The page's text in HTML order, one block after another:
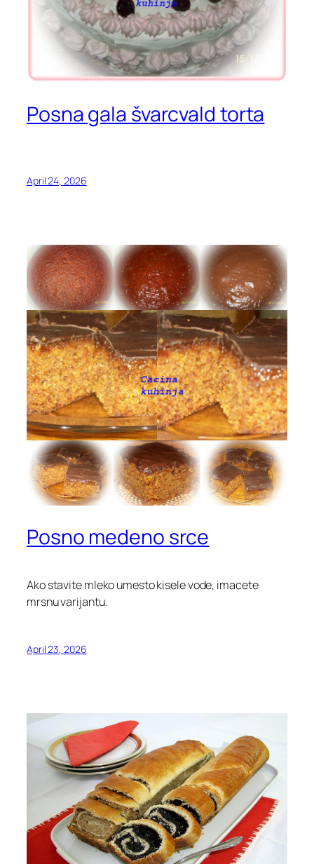
Posna gala švarcvald torta
April 24, 2026
Posno medeno srce
Ako stavite mleko umesto kisele vode, imacete
mrsnu varijantu.
April 23, 2026